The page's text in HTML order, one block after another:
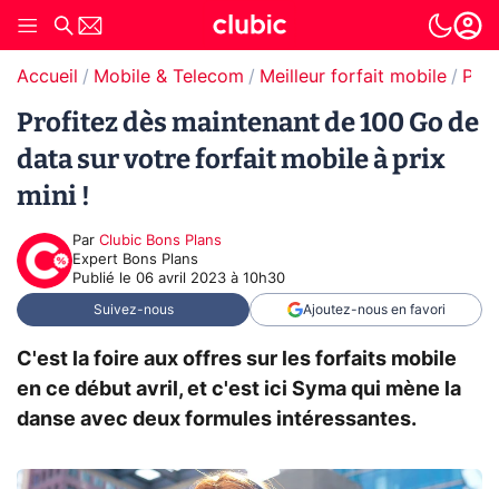
Accueil Mobile & Telecom Meilleur forfait mobile
Profitez dès maintenant de 100 Go de
data sur votre forfait mobile à prix
mini !
Par Clubic Bons Plans
Expert Bons Plans
Publié le 06 avril 2023 à 10h30
Suivez-nous Ajoutez-nous en favori
C'est la foire aux offres sur les forfaits mobile
en ce début avril, et c'est ici Syma qui mène la
danse avec deux formules intéressantes.